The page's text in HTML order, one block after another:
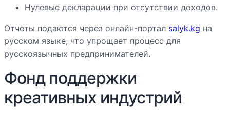
Нулевые декларации при отсутствии доходов.
Отчеты подаются через онлайн-портал salyk.kg на
русском языке, что упрощает процесс для
русскоязычных предпринимателей.
Фонд поддержки
креативных индустрий